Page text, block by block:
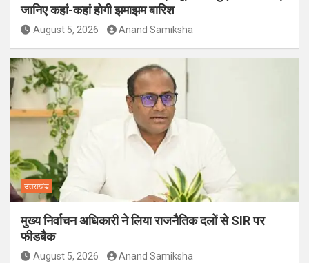
जानिए कहां-कहां होगी झमाझम बारिश
August 5, 2026 Anand Samiksha
उत्तराखंड
मुख्य निर्वाचन अधिकारी ने लिया राजनैतिक दलों से SIR पर
फीडबैक
August 5, 2026 Anand Samiksha